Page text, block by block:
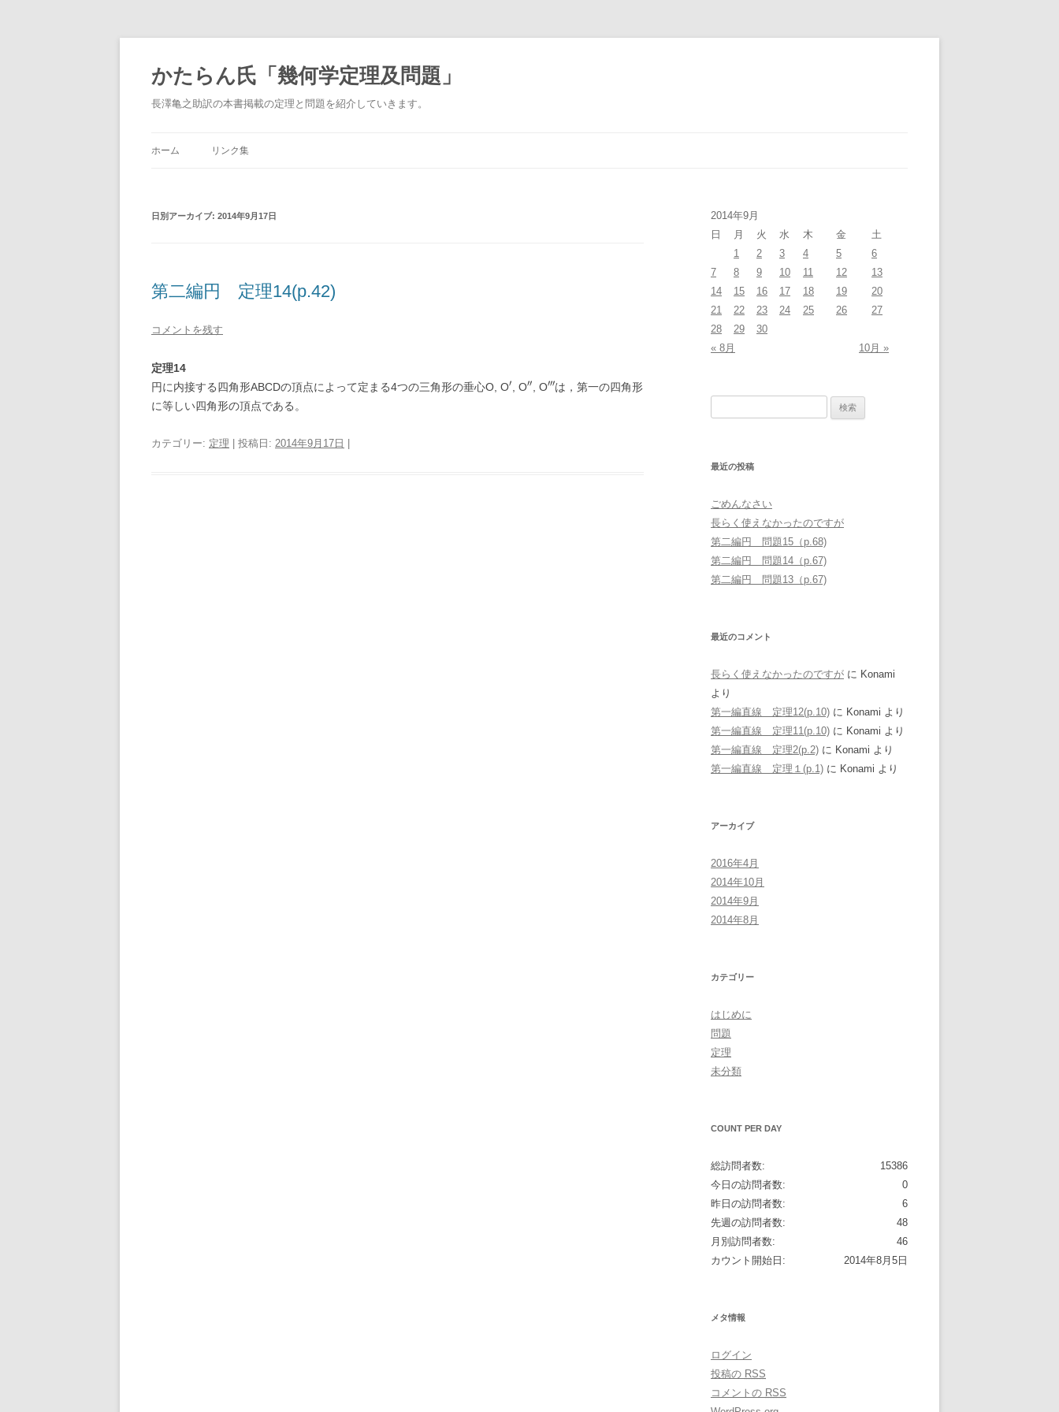
かたらん氏「幾何学定理及問題」
長澤亀之助訳の本書掲載の定理と問題を紹介していきます。
ホーム リンク集
日別アーカイブ: 2014年9月17日
第二編円 定理14(p.42)
コメントを残す
定理14
円に内接する四角形ABCDの頂点によって定まる4つの三角形の垂心O, O′′ , O′′
′′ , O′′′
′′′は，第一の四角形
に等しい四角形の頂点である。
カテゴリー: 定理 | 投稿日: 2014年9月17日
2014年9月
日
月 火 水 木 金 土
« 8月 10月 »
1 2 3 4 5
6
7
8 9 10 11 12
13
14
15 16 17 18 19
20
21
22 23 24 25 26
27
28
29 30
最近の投稿
ごめんなさい
長らく使えなかったのですが
第二編円 問題15（p.68)
第二編円 問題14（p.67)
第二編円 問題13（p.67)
最近のコメント
長らく使えなかったのですが に Konami
より
第一編直線 定理12(p.10) に Konami より
第一編直線 定理11(p.10) に Konami より
第一編直線 定理2(p.2) に Konami より
第一編直線 定理１(p.1) に Konami より
アーカイブ
2016年4月
2014年10月
2014年9月
2014年8月
カテゴリー
はじめに
問題
定理
未分類
COUNT PER DAY
15386
総訪問者数:
0
今日の訪問者数:
6
昨日の訪問者数:
48
先週の訪問者数:
46
月別訪問者数:
2014年8月5日
カウント開始日:
メタ情報
ログイン
投稿の RSS
コメントの RSS